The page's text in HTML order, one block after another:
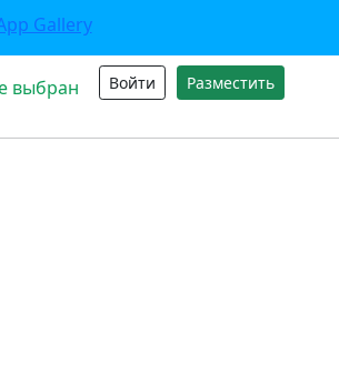
выбран Войти Разместить